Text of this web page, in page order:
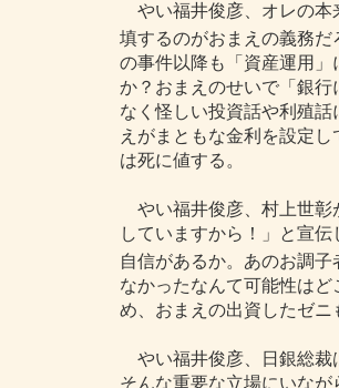
やい福井俊彦、オレの本
填するのがおまえの義務だ
の事件以降も「資産運用
か？おまえのせいで「銀
なく怪しい投資話や利殖
えがまともな金利を設定
は死に値する。
やい福井俊彦、村上世彰
していますから！」と宣
自信があるか。あのお調
なかったなんて可能性は
め、おまえの出資したゼ
やい福井俊彦、日銀総裁
そんな重要な立場にいな